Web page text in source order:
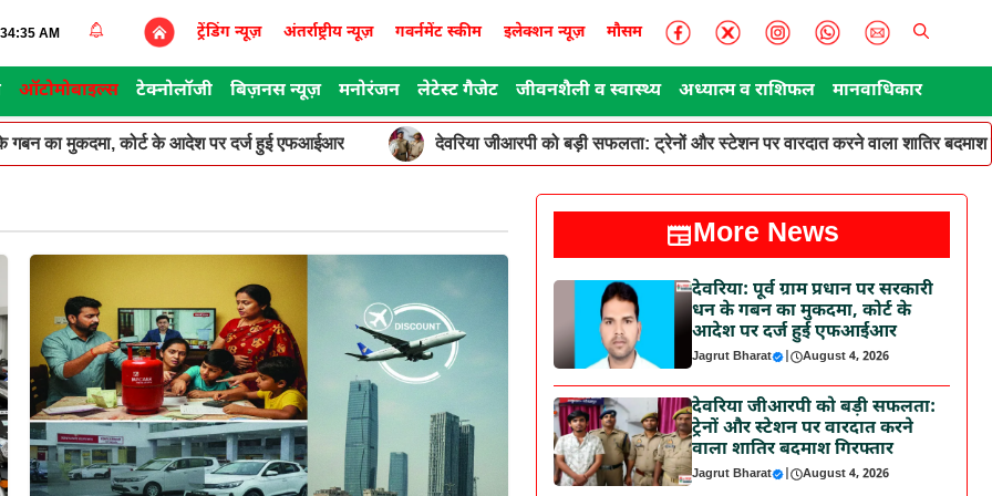
AM ट्रेंडिंग न्यूज़ अंतर्राष्ट्रीय न्यूज़ गवर्नमेंट स्कीम इलेक्शन न्यूज़ मौसम
ऑटोमोबाइल्स टेक्नोलॉजी बिज़नस न्यूज़ मनोरंजन लेटेस्ट गैजेट जीवनशैली व स्वास्थ्य अध्यात्म व राशिफल मानवाधिकार
के गबन का मुकदमा, कोर्ट के आदेश पर दर्ज हुई एफआईआर देवरिया जीआरपी को बड़ी सफलता: ट्रेनों और स्टेशन पर वारदात करने वाला शातिर बदमाश
More News
देवरिया: पूर्व ग्राम प्रधान पर सरकारी
धन के गबन का मुकदमा, कोर्ट के
आदेश पर दर्ज हुई एफआईआर
Jagrut Bharat | August 4, 2026
देवरिया जीआरपी को बड़ी सफलता:
ट्रेनों और स्टेशन पर वारदात करने
वाला शातिर बदमाश गिरफ्तार
Jagrut Bharat | August 4, 2026